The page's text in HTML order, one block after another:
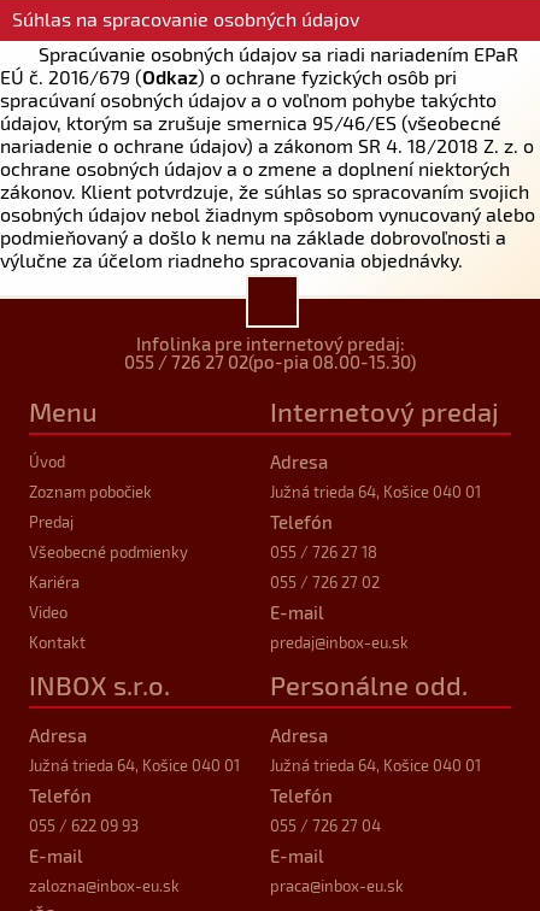
Súhlas na spracovanie osobných údajov
Spracúvanie osobných údajov sa riadi nariadením EPaR
EÚ č. 2016/679 (Odkaz) o ochrane fyzických osôb pri
spracúvaní osobných údajov a o voľnom pohybe takýchto
údajov, ktorým sa zrušuje smernica 95/46/ES (všeobecné
nariadenie o ochrane údajov) a zákonom SR 4. 18/2018 Z. z. o
ochrane osobných údajov a o zmene a doplnení niektorých
zákonov. Klient potvrdzuje, že súhlas so spracovaním svojich
osobných údajov nebol žiadnym spôsobom vynucovaný alebo
podmieňovaný a došlo k nemu na základe dobrovoľnosti a
výlučne za účelom riadneho spracovania objednávky.
Infolinka pre internetový predaj:
055 / 726 27 02(po-pia 08.00-15.30)
Menu
Úvod
Zoznam pobočiek
Predaj
Všeobecné podmienky
Kariéra
Video
Kontakt
Internetový predaj
Adresa
Južná trieda 64, Košice 040 01
Telefón
055 / 726 27 18
055 / 726 27 02
E-mail
predaj@inbox-eu.sk
INBOX s.r.o.
Adresa
Južná trieda 64, Košice 040 01
Telefón
055 / 622 09 93
E-mail
zalozna@inbox-eu.sk
Personálne odd.
Adresa
Južná trieda 64, Košice 040 01
Telefón
055 / 726 27 04
E-mail
praca@inbox-eu.sk